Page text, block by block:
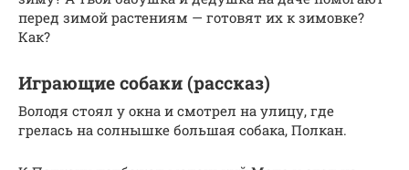
перед зимой растениям — готовят их к зимовке?
Как?
Играющие собаки (рассказ)
Володя стоял у окна и смотрел на улицу, где
грелась на солнышке большая собака, Полкан.